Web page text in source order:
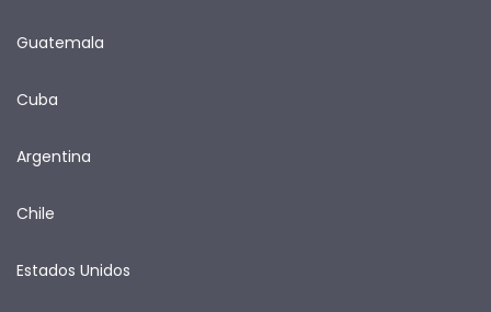
Guatemala
Cuba
Argentina
Chile
Estados Unidos